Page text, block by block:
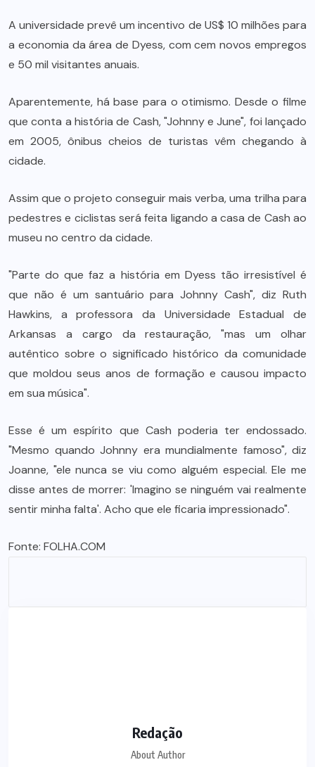
A universidade prevê um incentivo de US$ 10 milhões para
a economia da área de Dyess, com cem novos empregos
e 50 mil visitantes anuais.
Aparentemente, há base para o otimismo. Desde o filme
que conta a história de Cash, "Johnny e June", foi lançado
em 2005, ônibus cheios de turistas vêm chegando à
cidade.
Assim que o projeto conseguir mais verba, uma trilha para
pedestres e ciclistas será feita ligando a casa de Cash ao
museu no centro da cidade.
"Parte do que faz a história em Dyess tão irresistível é
que não é um santuário para Johnny Cash", diz Ruth
Hawkins, a professora da Universidade Estadual de
Arkansas a cargo da restauração, "mas um olhar
autêntico sobre o significado histórico da comunidade
que moldou seus anos de formação e causou impacto
em sua música".
Esse é um espírito que Cash poderia ter endossado.
"Mesmo quando Johnny era mundialmente famoso", diz
Joanne, "ele nunca se viu como alguém especial. Ele me
disse antes de morrer: 'Imagino se ninguém vai realmente
sentir minha falta'. Acho que ele ficaria impressionado".
Fonte: FOLHA.COM
Redação
About Author